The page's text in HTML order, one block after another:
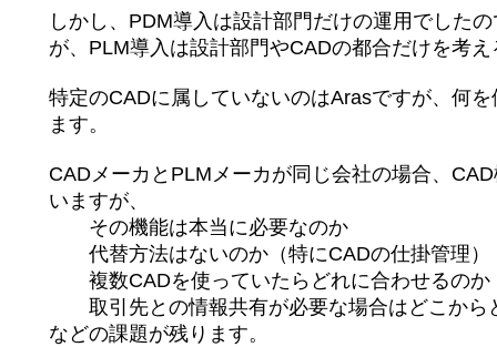
しかし、PDM導入は設計部門だけの運用でしたの
が、PLM導入は設計部門やCADの都合だけを考え
特定のCADに属していないのはArasですが、何を
ます。
CADメーカとPLMメーカが同じ会社の場合、CAD
いますが、
その機能は本当に必要なのか
代替方法はないのか（特にCADの仕掛管理）
複数CADを使っていたらどれに合わせるのか
取引先との情報共有が必要な場合はどこからど
などの課題が残ります。